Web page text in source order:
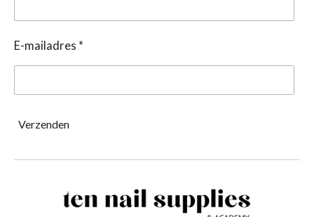
E-mailadres *
Verzenden